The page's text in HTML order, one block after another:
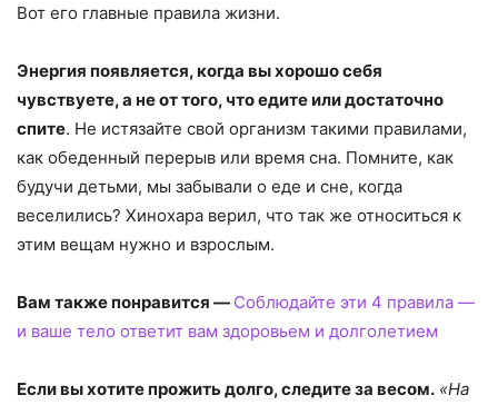
Вот его главные правила жизни.
Энергия появляется, когда вы хорошо себя
чувствуете, а не от того, что едите или достаточно
спите. Не истязайте свой организм такими правилами,
как обеденный перерыв или время сна. Помните, как
будучи детьми, мы забывали о еде и сне, когда
веселились? Хинохара верил, что так же относиться к
этим вещам нужно и взрослым.
Вам также понравится — Соблюдайте эти 4 правила —
и ваше тело ответит вам здоровьем и долголетием
Если вы хотите прожить долго, следите за весом. «На